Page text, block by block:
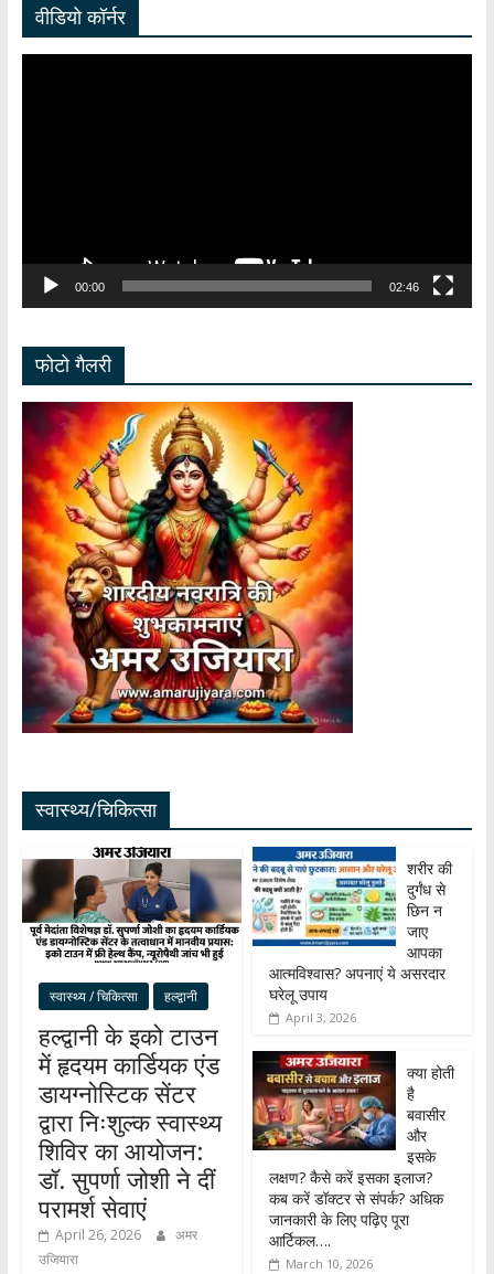
वीडियो कॉर्नर
00:00 02:46
फोटो गैलरी
स्वास्थ्य/चिकित्सा
स्वास्थ्य / चिकित्सा हल्द्वानी
हल्द्वानी के इको टाउन
में हृदयम कार्डियक एंड
डायग्नोस्टिक सेंटर
द्वारा निःशुल्क स्वास्थ्य
शिविर का आयोजन:
डॉ. सुपर्णा जोशी ने दीं
परामर्श सेवाएं
April 26, 2026
अमर
उजियारा
शरीर की
दुर्गंध से
छिन न
जाए
आपका
आत्मविश्वास? अपनाएं ये असरदार
घरेलू उपाय
April 3, 2026
क्या होती
है
बवासीर
और
इसके
लक्षण? कैसे करें इसका इलाज?
कब करें डॉक्टर से संपर्क? अधिक
जानकारी के लिए पढ़िए पूरा
आर्टिकल….
March 10, 2026